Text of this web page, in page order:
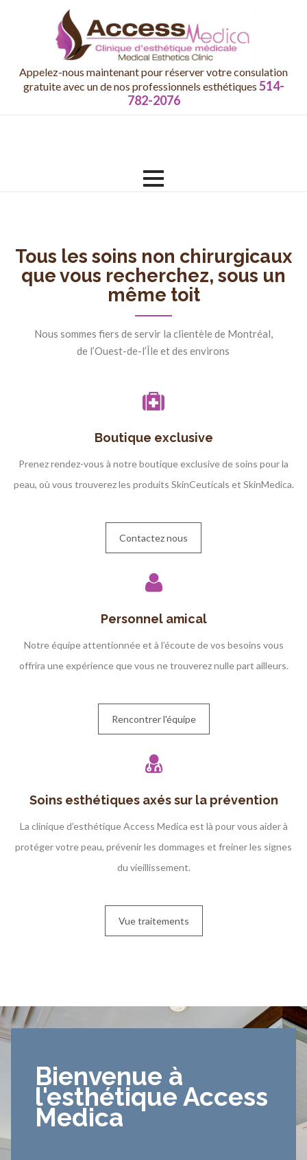
Appelez-nous maintenant pour réserver votre consulation
gratuite avec un de nos professionnels esthétiques 514-
782-2076
Tous les soins non chirurgicaux
que vous recherchez, sous un
même toit
Nous sommes fiers de servir la clientèle de Montréal,
de l’Ouest-de-l’Île et des environs
Boutique exclusive
Prenez rendez-vous à notre boutique exclusive de soins pour la
peau, où vous trouverez les produits SkinCeuticals et SkinMedica.
Contactez nous
Personnel amical
Notre équipe attentionnée et à l’écoute de vos besoins vous
offrira une expérience que vous ne trouverez nulle part ailleurs.
Rencontrer l'équipe
Soins esthétiques axés sur la prévention
La clinique d’esthétique Access Medica est là pour vous aider à
protéger votre peau, prévenir les dommages et freiner les signes
du vieillissement.
Vue traitements
Bienvenue à
l'esthétique Access
Medica